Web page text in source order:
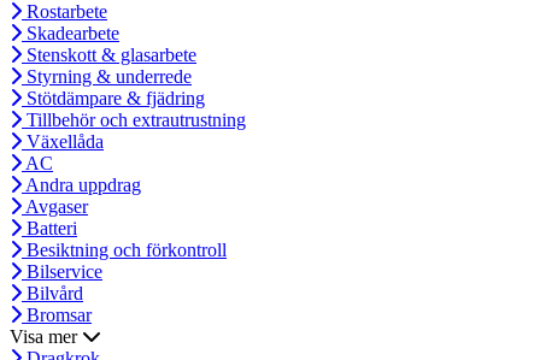
Rostarbete
Skadearbete
Stenskott & glasarbete
Styrning & underrede
Stötdämpare & fjädring
Tillbehör och extrautrustning
Växellåda
AC
Andra uppdrag
Avgaser
Batteri
Besiktning och förkontroll
Bilservice
Bilvård
Bromsar
Visa mer